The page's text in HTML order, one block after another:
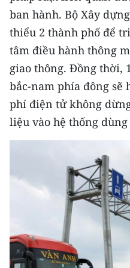
Media Thể thao
Media Giáo dục
Media Y tế
Media Khoa học - Công
Media Môi trường
Infographic
TIN ĐỊA PHƯƠNG
ban hành. Bộ Xây
thiểu 2 thành phố để
tâm điều hành thông
giao thông. Đồng thời,
bắc-nam phía đông sẽ
phí điện tử không
liệu vào hệ thống dùng